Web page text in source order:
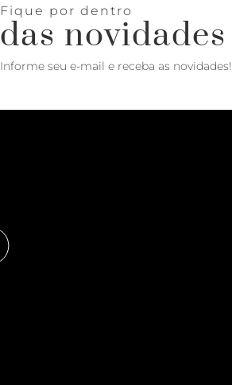
Fique por dentro
das novidades
Informe seu e-mail e receba as novidades!